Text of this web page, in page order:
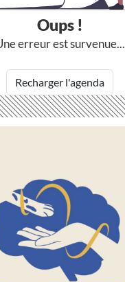
Oups !
erreur est survenue...
Recharger l'agenda